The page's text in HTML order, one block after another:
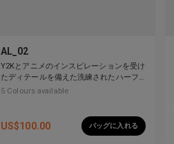
AL_02
Y2Kとアニメのインスピレーションを受け
たディテールを備えた洗練されたハーフ
リムデザイン。
5 Colours available
US$100.00 バッグに入れる